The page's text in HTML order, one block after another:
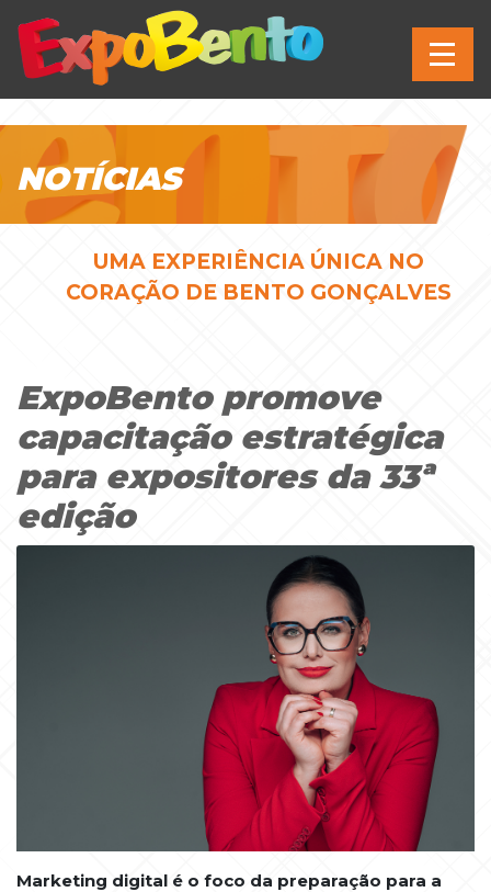
NOTÍCIAS
UMA EXPERIÊNCIA ÚNICA NO
CORAÇÃO DE BENTO GONÇALVES
ExpoBento promove
capacitação estratégica
para expositores da 33ª
edição
Marketing digital é o foco da preparação para a